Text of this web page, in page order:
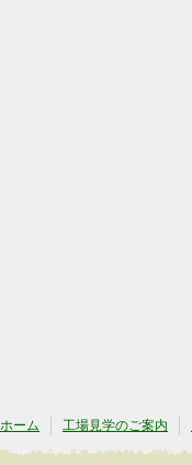
ホーム 工場見学のご案内